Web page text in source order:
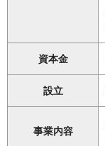
資本金
設立
事業内容